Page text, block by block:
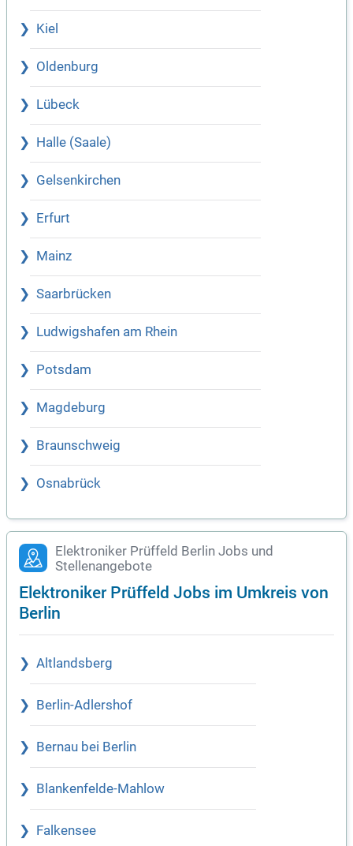
Kiel
Oldenburg
Lübeck
Halle (Saale)
Gelsenkirchen
Erfurt
Mainz
Saarbrücken
Ludwigshafen am Rhein
Potsdam
Magdeburg
Braunschweig
Osnabrück
Elektroniker Prüffeld Berlin Jobs und
Stellenangebote
Elektroniker Prüffeld Jobs im Umkreis von
Berlin
Altlandsberg
Berlin-Adlershof
Bernau bei Berlin
Blankenfelde-Mahlow
Falkensee